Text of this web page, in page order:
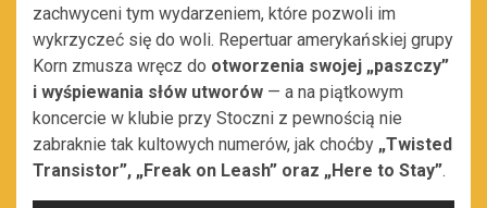
zachwyceni tym wydarzeniem, które pozwoli im
wykrzyczeć się do woli. Repertuar amerykańskiej grupy
Korn zmusza wręcz do otworzenia swojej „paszczy”
i wyśpiewania słów utworów — a na piątkowym
koncercie w klubie przy Stoczni z pewnością nie
zabraknie tak kultowych numerów, jak choćby „Twisted
Transistor”, „Freak on Leash” oraz „Here to Stay”.